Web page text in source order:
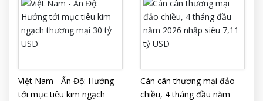
Việt Nam - Ấn Độ: Hướng
tới mục tiêu kim ngạch
Cán cân thương mại đảo
chiều, 4 tháng đầu năm